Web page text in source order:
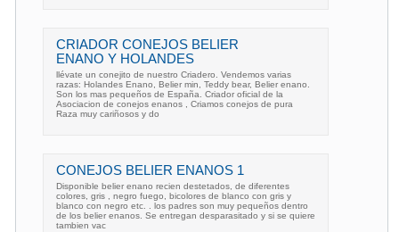
CRIADOR CONEJOS BELIER
ENANO Y HOLANDES
llévate un conejito de nuestro Criadero. Vendemos varias
razas: Holandes Enano, Belier min, Teddy bear, Belier enano.
Son los mas pequeños de España. Criador oficial de la
Asociacion de conejos enanos , Criamos conejos de pura
Raza muy cariñosos y do
CONEJOS BELIER ENANOS 1
Disponible belier enano recien destetados, de diferentes
colores, gris , negro fuego, bicolores de blanco con gris y
blanco con negro etc. . los padres son muy pequeños dentro
de los belier enanos. Se entregan desparasitado y si se quiere
tambien vac